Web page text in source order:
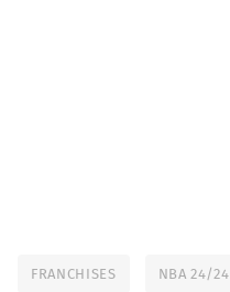
FRANCHISES NBA 24/24